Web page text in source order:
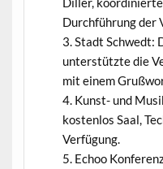
Durchführung der
Stadt Schwedt:
unterstützte die
mit einem
Kunst- und
kostenlos Saal,
Verfügung.
Echoo